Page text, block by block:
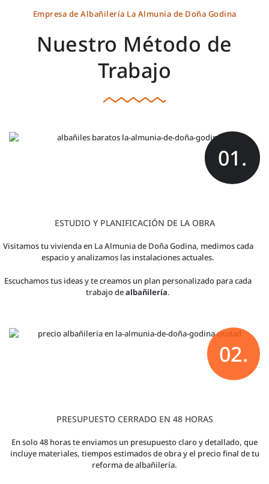
Empresa de Albañilería La Almunia de Doña Godina
Nuestro Método de
Trabajo
01.
ESTUDIO Y PLANIFICACIÓN DE LA OBRA
Visitamos tu vivienda en La Almunia de Doña Godina, medimos cada
espacio y analizamos las instalaciones actuales.
Escuchamos tus ideas y te creamos un plan personalizado para cada
trabajo dealbañilería.
02.
PRESUPUESTO CERRADO EN 48 HORAS
En solo 48 horas te enviamos un presupuesto claro y detallado, que
incluye materiales, tiempos estimados de obra y el precio final de tu
reforma de albañilería.